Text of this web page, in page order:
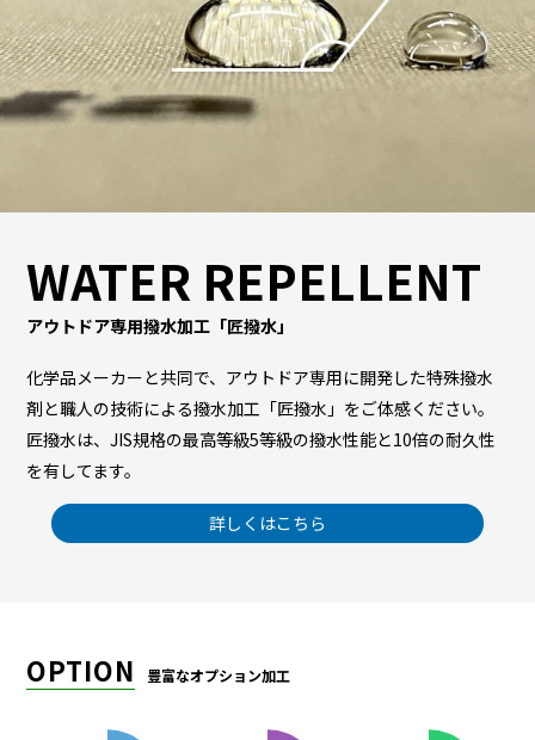
WATER REPELLENT
アウトドア専用撥水加工「匠撥水」
化学品メーカーと共同で、アウトドア専用に開発した特殊撥水
剤と職人の技術による撥水加工「匠撥水」をご体感ください。
匠撥水は、JIS規格の最高等級5等級の撥水性能と10倍の耐久性
を有してます。
詳しくはこちら
OPTION 豊富なオプション加工